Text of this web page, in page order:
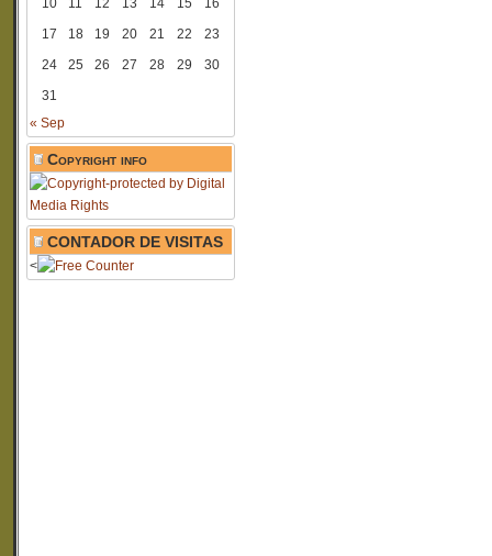
10
11 12 13 14 15
16
17
18 19 20 21 22
23
24
25 26 27 28 29
30
31
« Sep
Copyright info
CONTADOR DE VISITAS
<